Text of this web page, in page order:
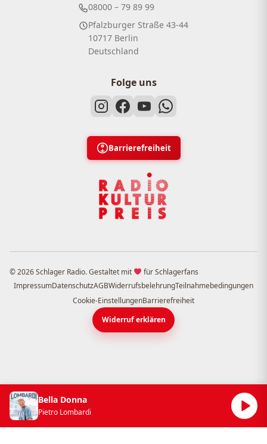
08000 – 79 89 99
Pfalzburger Straße 43-44
10717 Berlin
Deutschland
Folge uns
Barrierefreiheit
© 2026 Schlager Radio. Gestaltet mit
für Schlagerfans
ImpressumDatenschutzAGBWiderrufsbelehrungTeilnahmebedingungen
Cookie-EinstellungenBarrierefreiheit
Widerruf erklären
Bella Donna
Pietro Lombardi